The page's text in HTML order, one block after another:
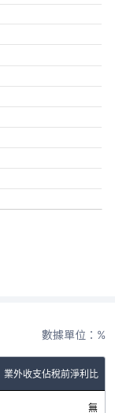
數據單位：%
業外收支佔稅前淨利比
無